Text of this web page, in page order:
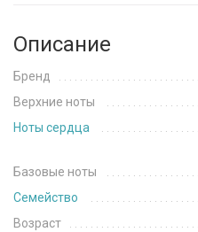
Описание
Бренд
Верхние ноты
Ноты сердца
Базовые ноты
Семейство
Возраст